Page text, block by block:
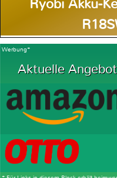
Ryobi Akku-
Werbung*
Aktuelle